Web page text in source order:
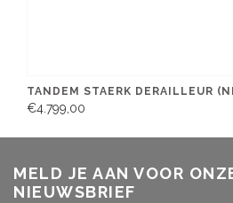
TANDEM STAERK DERAILLEUR
€4.799,00
MELD JE AAN VOOR
NIEUWSBRIEF